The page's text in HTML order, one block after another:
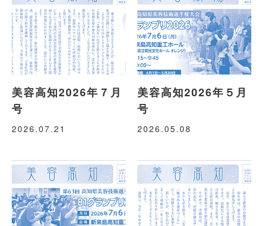
美容高知2026年７月
号
2026.07.21
美容高知2026年５月
号
2026.05.08